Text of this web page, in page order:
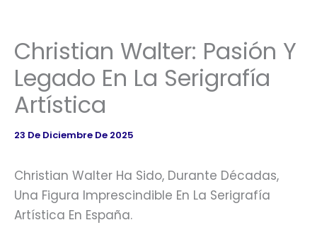
Christian Walter: Pasión Y
Legado En La Serigrafía
Artística
23 De Diciembre De 2025
Christian Walter Ha Sido, Durante Décadas,
Una Figura Imprescindible En La Serigrafía
Artística En España.